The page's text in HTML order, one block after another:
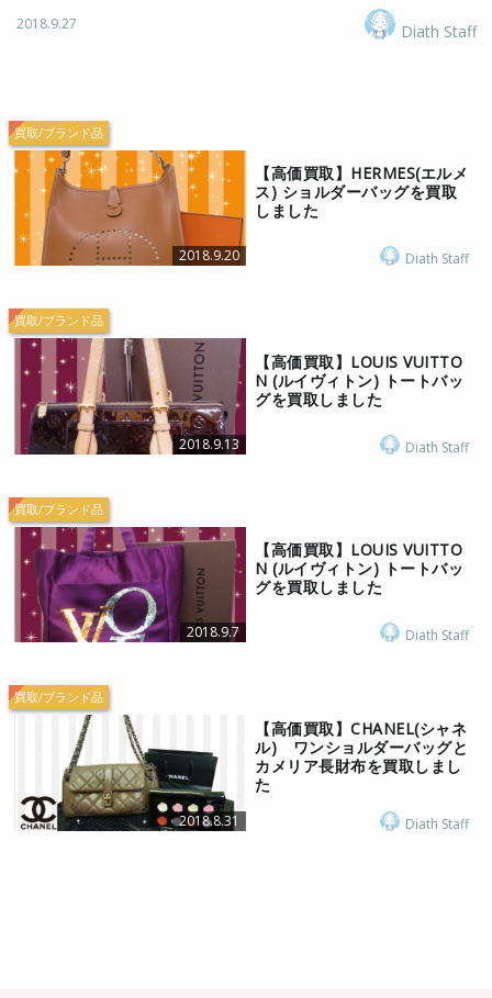
2018.9.27 Diath Staff
買取/ブランド品
【高価買取】HERMES(エルメ
ス) ショルダーバッグを買取
しました
2018.9.20 Diath Staff
買取/ブランド品
【高価買取】LOUIS VUITTO
N (ルイヴィトン) トートバッ
グを買取しました
2018.9.13 Diath Staff
買取/ブランド品
【高価買取】LOUIS VUITTO
N (ルイヴィトン) トートバッ
グを買取しました
2018.9.7 Diath Staff
買取/ブランド品
【高価買取】CHANEL(シャネ
ル) ワンショルダーバッグと
カメリア長財布を買取しまし
た
2018.8.31 Diath Staff